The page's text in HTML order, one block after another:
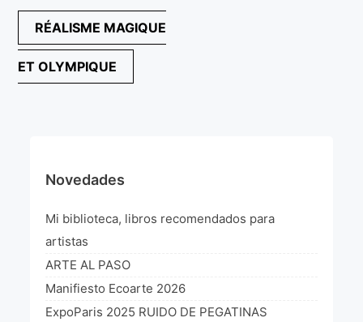
«Impressionnis-vous» Paris 2023
¡VIVE Molière! Un hommage latino-américain à
Molière 2022
Exposición París 2021 “Traverser ton miroir” «A
Reflecting Source. NY 2019
«Sincronías con sentido» Bogotá Colombia 2019
«Huellas trashumantes» New York 2018
Navegación
de
entradas
RÉALISME MAGIQUE
ET OLYMPIQUE
Novedades
Mi biblioteca, libros recomendados para
artistas
ARTE AL PASO
Manifiesto Ecoarte 2026
ExpoParis 2025 RUIDO DE PEGATINAS